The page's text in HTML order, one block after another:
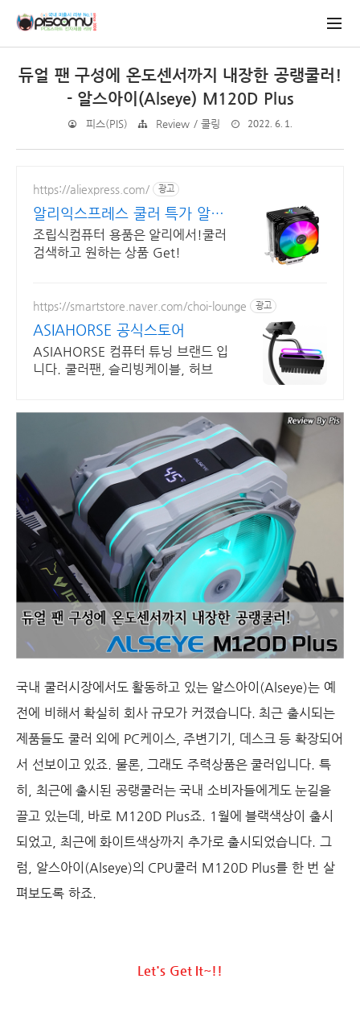
듀얼 팬 구성에 온도센서까지 내장한 공랭쿨러!
- 알스아이(Alseye) M120D Plus
피스(PIS) Review / 쿨링 2022. 6. 1.
https://aliexpress.com/ 광고
알리익스프레스 쿨러 특가 알리
익스프레스, pc쿨러
조립식컴퓨터 용품은 알리에서!쿨러
검색하고 원하는 상품 Get!
https://smartstore.naver.com/choi-lounge 광고
ASIAHORSE 공식스토어
ASIAHORSE 컴퓨터 튜닝 브랜드 입
니다. 쿨러팬, 슬리빙케이블, 허브
국내 쿨러시장에서도 활동하고 있는 알스아이(Alseye)는 예
전에 비해서 확실히 회사 규모가 커졌습니다. 최근 출시되는
제품들도 쿨러 외에 PC케이스, 주변기기, 데스크 등 확장되어
서 선보이고 있죠. 물론, 그래도 주력상품은 쿨러입니다. 특
히, 최근에 출시된 공랭쿨러는 국내 소비자들에게도 눈길을
끌고 있는데, 바로 M120D Plus죠. 1월에 블랙색상이 출시
되었고, 최근에 화이트색상까지 추가로 출시되었습니다. 그
럼, 알스아이(Alseye)의 CPU쿨러 M120D Plus를 한 번 살
펴보도록 하죠.
Let's Get It~!!